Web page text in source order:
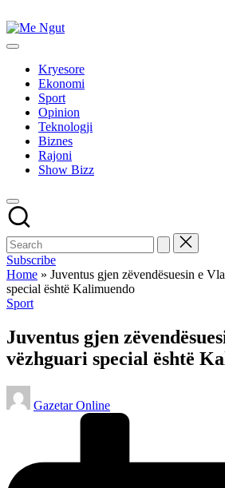
to
content
Me
Këtu
lajmet
ngut
Kryesore
Ekonomi
Sport
Opinion
Teknologji
Biznes
Rajoni
Show Bizz
Subscribe
Home » Juventus gjen zëvendësuesin e
special është Kalimuendo
Posted
Sport
Juventus gjen
vëzhguari special është
Posted
by
Gazetar Online